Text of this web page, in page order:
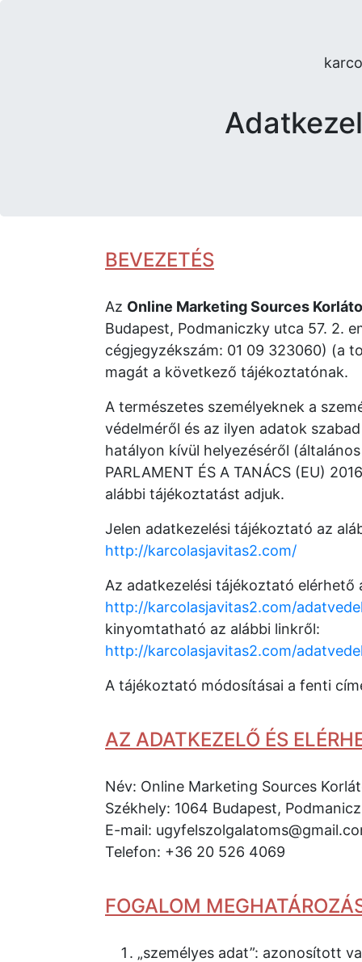
BEVEZETÉS
Az Online Marketing Sources
Budapest, Podmaniczky utca 57. 2.
cégjegyzékszám: 01 09 323060) (a
magát a következő tájékoztatónak.
A természetes személyeknek a
védelméről és az ilyen adatok
hatályon kívül helyezéséről
PARLAMENT ÉS A TANÁCS (EU)
alábbi tájékoztatást adjuk.
Jelen adatkezelési tájékoztató az
http://karcolasjavitas2.com/
Az adatkezelési tájékoztató elérhető
http://karcolasjavitas2.com/
kinyomtatható az alábbi linkről:
http://karcolasjavitas2.com/
A tájékoztató módosításai a fenti
AZ ADATKEZELŐ ÉS
Név: Online Marketing Sources
Székhely: 1064 Budapest,
E-mail:
Telefon: +36 20 526 4069
FOGALOM
„személyes adat”: azonosított